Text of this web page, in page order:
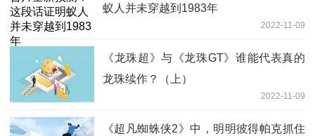
蚁人并未穿越到1983年
2022-11-09
《龙珠超》与《龙珠GT》谁能代表真的
龙珠续作？（上）
2022-11-09
《超凡蜘蛛侠2》中，明明彼得帕克抓住